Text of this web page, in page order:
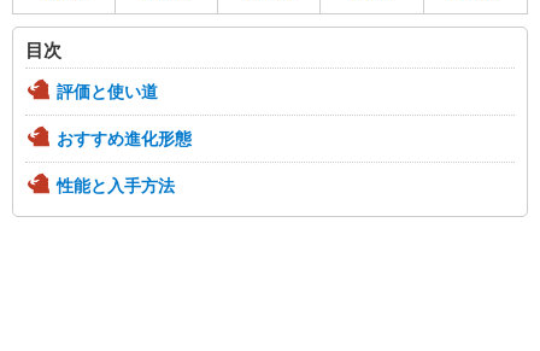
目次
評価と使い道
おすすめ進化形態
性能と入手方法